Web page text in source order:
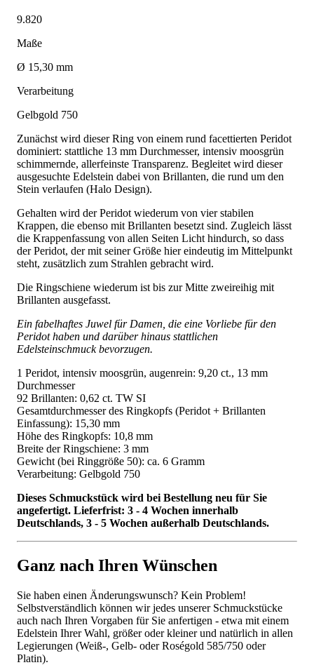
9.820
Maße
Ø 15,30 mm
Verarbeitung
Gelbgold 750
Zunächst wird dieser Ring von einem rund facettierten Peridot
dominiert: stattliche 13 mm Durchmesser, intensiv moosgrün
schimmernde, allerfeinste Transparenz. Begleitet wird dieser
ausgesuchte Edelstein dabei von Brillanten, die rund um den
Stein verlaufen (Halo Design).
Gehalten wird der Peridot wiederum von vier stabilen
Krappen, die ebenso mit Brillanten besetzt sind. Zugleich lässt
die Krappenfassung von allen Seiten Licht hindurch, so dass
der Peridot, der mit seiner Größe hier eindeutig im Mittelpunkt
steht, zusätzlich zum Strahlen gebracht wird.
Die Ringschiene wiederum ist bis zur Mitte zweireihig mit
Brillanten ausgefasst.
Ein fabelhaftes Juwel für Damen, die eine Vorliebe für den
Peridot haben und darüber hinaus stattlichen
Edelsteinschmuck bevorzugen.
1 Peridot, intensiv moosgrün, augenrein: 9,20 ct., 13 mm
Durchmesser
92 Brillanten: 0,62 ct. TW SI
Gesamtdurchmesser des Ringkopfs (Peridot + Brillanten
Einfassung): 15,30 mm
Höhe des Ringkopfs: 10,8 mm
Breite der Ringschiene: 3 mm
Gewicht (bei Ringgröße 50): ca. 6 Gramm
Verarbeitung: Gelbgold 750
Dieses Schmuckstück wird bei Bestellung neu für Sie
angefertigt. Lieferfrist: 3 - 4 Wochen innerhalb
Deutschlands, 3 - 5 Wochen außerhalb Deutschlands.
Ganz nach Ihren Wünschen
Sie haben einen Änderungswunsch? Kein Problem!
Selbstverständlich können wir jedes unserer Schmuckstücke
auch nach Ihren Vorgaben für Sie anfertigen - etwa mit einem
Edelstein Ihrer Wahl, größer oder kleiner und natürlich in allen
Legierungen (Weiß-, Gelb- oder Roségold 585/750 oder
Platin).